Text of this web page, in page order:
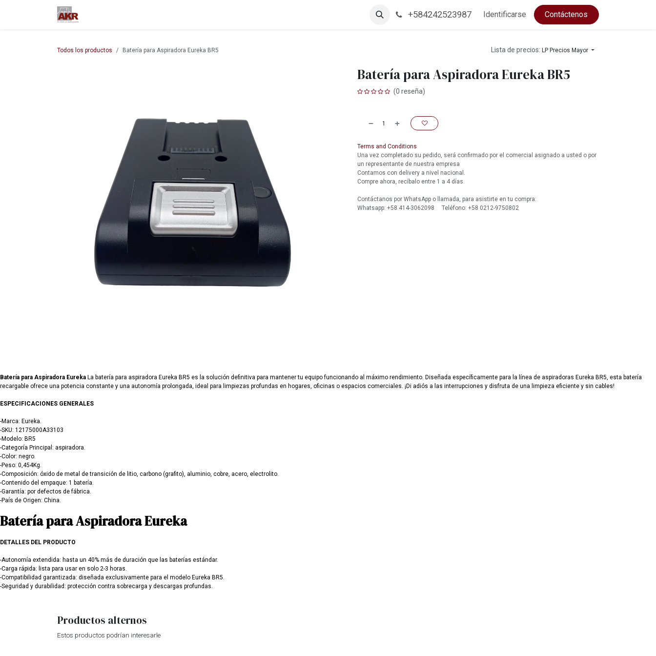
Empleos +584242523987 Identificarse Contáctenos
Todos los productos Batería para Aspiradora Eureka BR5 Lista de precios: LP Precios Mayor
Batería para Aspiradora Eureka BR5
(0 reseña)
Terms and Conditions
Una vez completado su pedido, será confirmado por el comercial asignado a usted o por
un representante de nuestra empresa
Contamos con delivery a nivel nacional.
Compre ahora, recíbalo entre 1 a 4 días.
Contáctanos por WhatsApp o llamada, para asistirte en tu compra:
Whatsapp: +58 414-3062098 Teléfono: +58 0212-9750802
Batería para Aspiradora Eureka La batería para aspiradora Eureka BR5 es la solución definitiva para mantener tu equipo funcionando al máximo rendimiento. Diseñada específicamente para la línea de aspiradoras Eureka BR5, esta batería
recargable ofrece una potencia constante y una autonomía prolongada, ideal para limpiezas profundas en hogares, oficinas o espacios comerciales. ¡Di adiós a las interrupciones y disfruta de una limpieza eficiente y sin cables!
ESPECIFICACIONES GENERALES
-Marca: Eureka.
-SKU: 12175000A33103
-Modelo: BR5
-Categoría Principal: aspiradora.
-Color: negro.
-Peso: 0,454Kg.
-Composición: óxido de metal de transición de litio, carbono (grafito), aluminio, cobre, acero, electrolito.
-Contenido del empaque: 1 batería.
-Garantía: por defectos de fábrica.
-País de Origen: China.
Batería para Aspiradora Eureka
DETALLES DEL PRODUCTO
-Autonomía extendida: hasta un 40% más de duración que las baterías estándar.
-Carga rápida: lista para usar en solo 2-3 horas.
-Compatibilidad garantizada: diseñada exclusivamente para el modelo Eureka BR5.
-Seguridad y durabilidad: protección contra sobrecarga y descargas profundas.
Productos alternos
Estos productos podrían interesarle